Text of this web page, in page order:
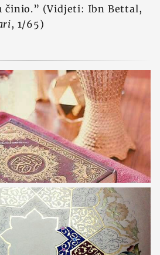
činio.” (Vidjeti: Ibn Bettal,
, 1/65)